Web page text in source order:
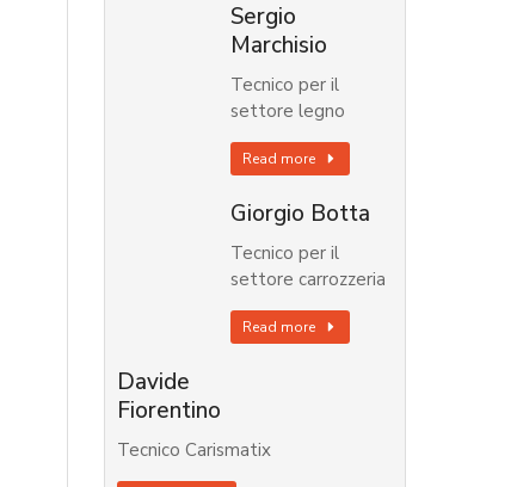
Sergio
Marchisio
Tecnico per il
settore legno
Read more
Giorgio Botta
Tecnico per il
settore carrozzeria
Read more
Davide
Fiorentino
Tecnico Carismatix